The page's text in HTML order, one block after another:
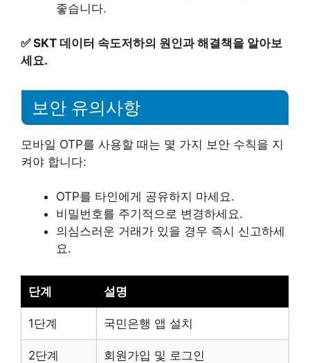
좋습니다.
✅SKT 데이터 속도저하의 원인과 해결책을 알아보
세요.
보안 유의사항
모바일 OTP를 사용할 때는 몇 가지 보안 수칙을 지
켜야 합니다:
OTP를 타인에게 공유하지 마세요.
비밀번호를 주기적으로 변경하세요.
의심스러운 거래가 있을 경우 즉시 신고하세
요.
단계 설명
1단계 국민은행 앱 설치
2단계 회원가입 및 로그인